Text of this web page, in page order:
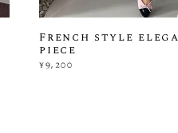
French style
piece
¥9,200